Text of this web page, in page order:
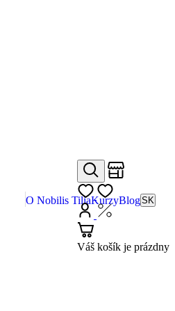
O Nobilis TiliaKurzyBlogSK
Hľadať
Prihlásiť
Nákup s DPH
Váš košík je prázdny